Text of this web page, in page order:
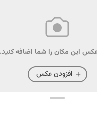
این مکان را شما اضافه کنید.
افزودن عکس